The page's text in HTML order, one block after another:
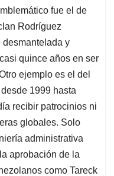
fue el de
Rodríguez
desmantelada y
quince años en ser
ejemplo es el del
1999 hasta
recibir patrocinios ni
globales. Solo
administrativa
aprobación de la
como Tareck